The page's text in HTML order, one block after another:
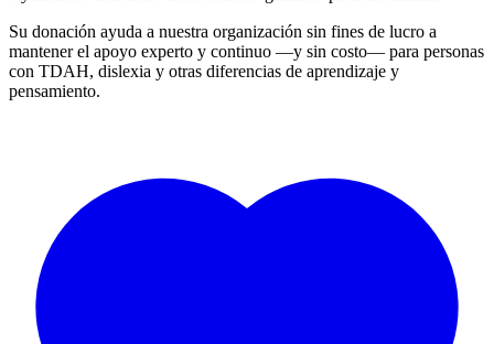
Su donación ayuda a nuestra organización sin fines de lucro a
mantener el apoyo experto y continuo —y sin costo— para personas
con TDAH, dislexia y otras diferencias de aprendizaje y
pensamiento.